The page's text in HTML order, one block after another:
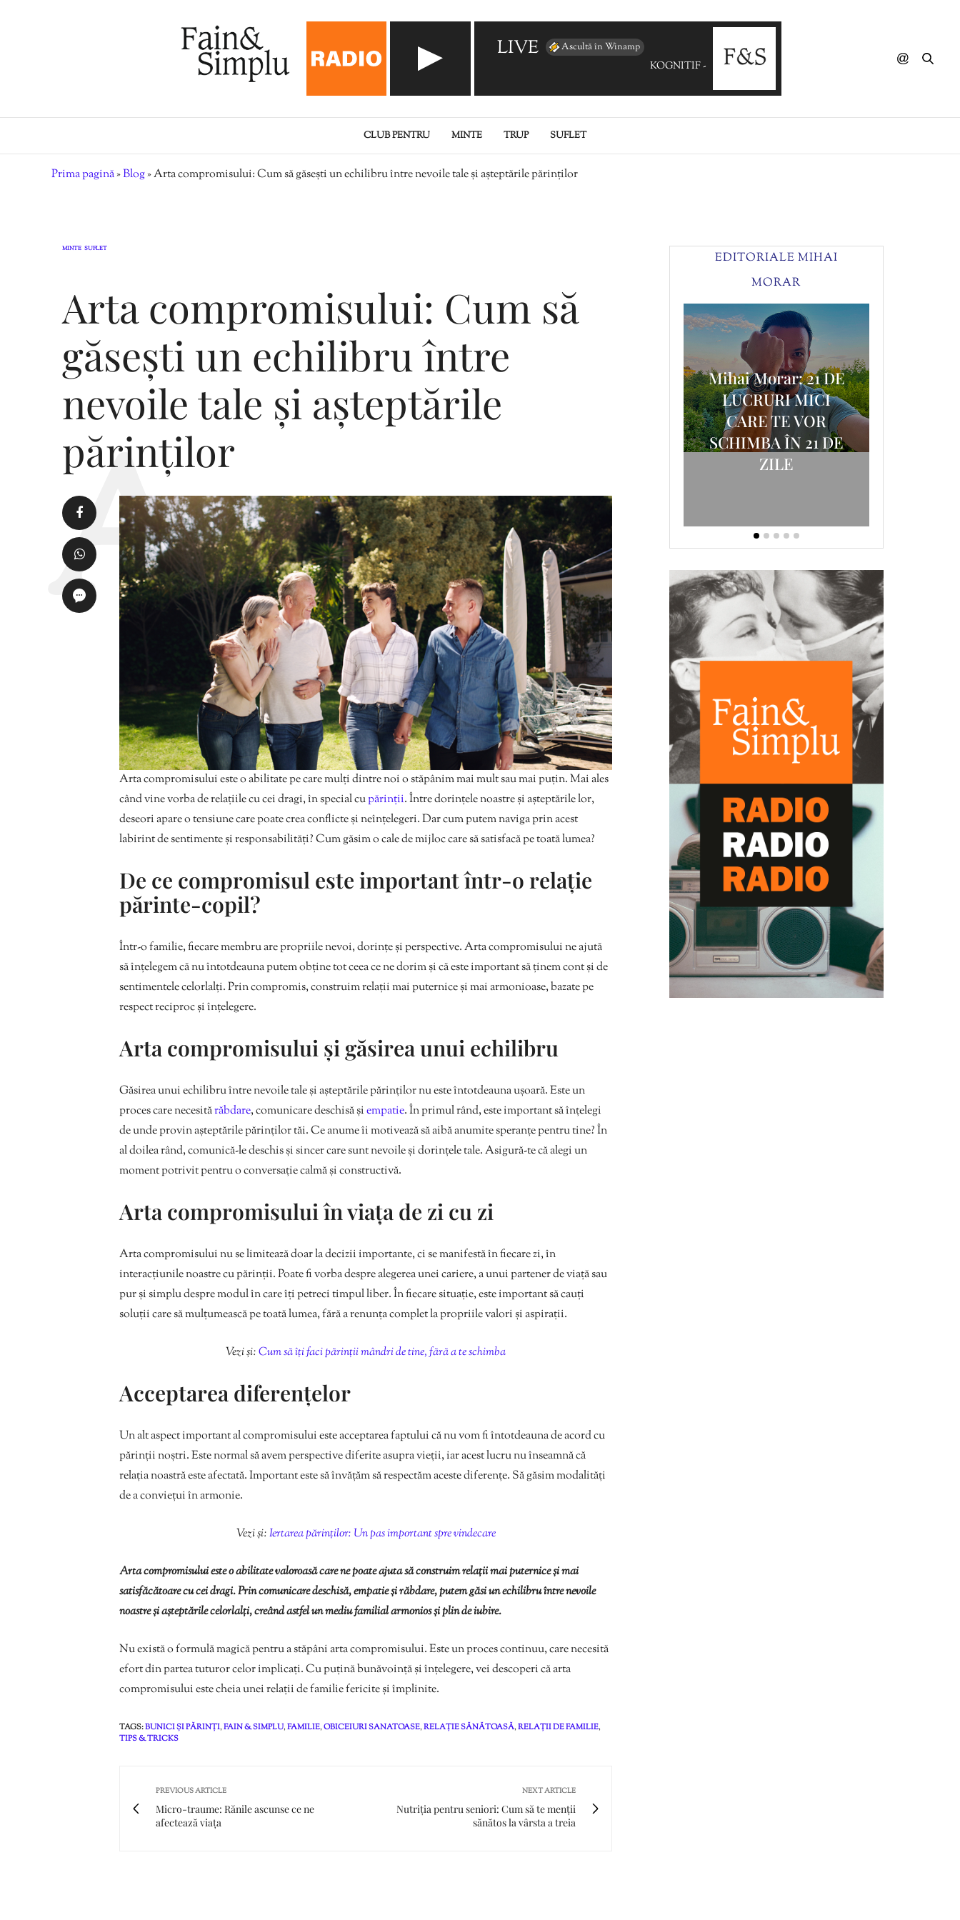
LIVE Ascultă în Winamp
KOGNITIF - Bande De Dgnrs
CLUB PENTRU MINTE TRUP SUFLET
Prima pagină»Blog»Arta compromisului: Cum să găsești un echilibru între nevoile tale și așteptările părinților
MINTE SUFLET
Arta compromisului: Cum să
găsești un echilibru între
nevoile tale și așteptările
părinților
Arta compromisului este o abilitate pe care mulți dintre noi o stăpânim mai mult sau mai puțin. Mai ales
când vine vorba de relațiile cu cei dragi, în special cupărinții. Între dorințele noastre și așteptările lor,
deseori apare o tensiune care poate crea conflicte și neînțelegeri. Dar cum putem naviga prin acest
labirint de sentimente și responsabilități? Cum găsim o cale de mijloc care să satisfacă pe toată lumea?
De ce compromisul este important într-o relație
părinte-copil?
Într-o familie, fiecare membru are propriile nevoi, dorințe și perspective. Arta compromisului ne ajută
să înțelegem că nu întotdeauna putem obține tot ceea ce ne dorim și că este important să ținem cont și de
sentimentele celorlalți. Prin compromis, construim relații mai puternice și mai armonioase, bazate pe
respect reciproc și înțelegere.
Arta compromisului și găsirea unui echilibru
Găsirea unui echilibru între nevoile tale și așteptările părinților nu este întotdeauna ușoară. Este un
proces care necesitărăbdare, comunicare deschisă șiempatie. În primul rând, este important să înțelegi
de unde provin așteptările părinților tăi. Ce anume îi motivează să aibă anumite speranțe pentru tine? În
al doilea rând, comunică-le deschis și sincer care sunt nevoile și dorințele tale. Asigură-te că alegi un
moment potrivit pentru o conversație calmă și constructivă.
Arta compromisului în viața de zi cu zi
Arta compromisului nu se limitează doar la decizii importante, ci se manifestă în fiecare zi, în
interacțiunile noastre cu părinții. Poate fi vorba despre alegerea unei cariere, a unui partener de viață sau
pur și simplu despre modul în care îți petreci timpul liber. În fiecare situație, este important să cauți
soluții care să mulțumească pe toată lumea, fără a renunța complet la propriile valori și aspirații.
Vezi și:Cum să îți faci părinții mândri de tine, fără a te schimba
Acceptarea diferențelor
Un alt aspect important al compromisului este acceptarea faptului că nu vom fi întotdeauna de acord cu
părinții noștri. Este normal să avem perspective diferite asupra vieții, iar acest lucru nu înseamnă că
relația noastră este afectată. Important este să învățăm să respectăm aceste diferențe. Să găsim modalități
de a conviețui în armonie.
Vezi și:Iertarea părinților: Un pas important spre vindecare
Arta compromisului este o abilitate valoroasă care ne poate ajuta să construim relații mai puternice și mai
satisfăcătoare cu cei dragi. Prin comunicare deschisă, empatie și răbdare, putem găsi un echilibru între nevoile
noastre și așteptările celorlalți, creând astfel un mediu familial armonios și plin de iubire.
Nu există o formulă magică pentru a stăpâni arta compromisului. Este un proces continuu, care necesită
efort din partea tuturor celor implicați. Cu puțină bunăvoință și înțelegere, vei descoperi că arta
compromisului este cheia unei relații de familie fericite și împlinite.
TAGS:BUNICI ȘI PĂRINȚI,FAIN & SIMPLU,FAMILIE,OBICEIURI SANATOASE,RELAȚIE SĂNĂTOASĂ,RELAȚII DE FAMILIE,
TIPS & TRICKS
PREVIOUS ARTICLE
Micro-traume: Rănile ascunse ce ne
afectează viața
NEXT ARTICLE
Nutriția pentru seniori: Cum să te menții
sănătos la vârsta a treia
EDITORIALE MIHAI
MORAR
Mihai Morar: 21 DE
LUCRURI MICI
CARE TE VOR
SCHIMBA ÎN 21 DE
ZILE